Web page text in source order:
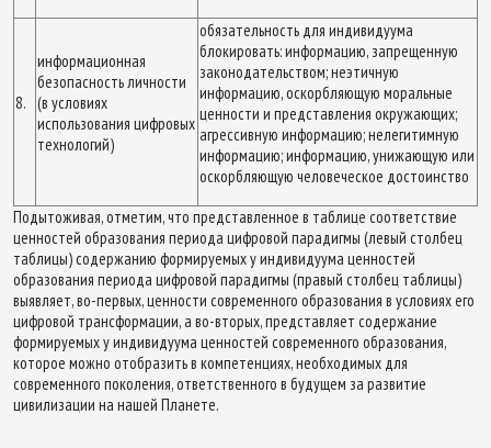
8.
информационная
безопасность личности
(в условиях
использования цифровых
технологий)
обязательность для индивидуума
блокировать: информацию, запрещенную
законодательством; неэтичную
информацию, оскорбляющую моральные
ценности и представления окружающих;
агрессивную информацию; нелегитимную
информацию; информацию, унижающую или
оскорбляющую человеческое достоинство
Подытоживая, отметим, что представленное в таблице соответствие
ценностей образования периода цифровой парадигмы (левый столбец
таблицы) содержанию формируемых у индивидуума ценностей
образования периода цифровой парадигмы (правый столбец таблицы)
выявляет, во-первых, ценности современного образования в условиях его
цифровой трансформации, а во-вторых, представляет содержание
формируемых у индивидуума ценностей современного образования,
которое можно отобразить в компетенциях, необходимых для
современного поколения, ответственного в будущем за развитие
цивилизации на нашей Планете.